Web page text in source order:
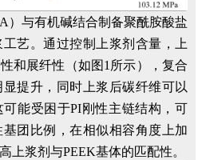
与有机碱结合制备聚酰胺酸盐
艺。通过控制上浆剂含量，上
和展纤性（如图1所示），复合
提升，同时上浆后碳纤维可以
能受困于PI刚性主链结构，可
团比例，在相似相容角度上加
上浆剂与PEEK基体的匹配性。